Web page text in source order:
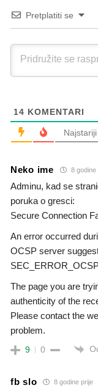
Pretplatiti se
14 KOMENTARI
Najstariji
Neko ime 8 godine
Adminu, kad se
poruka o gresci:
Secure Connection
An error occurred
OCSP server
The page you are
authenticity of the
Please contact the
problem.
9 0
fb slo 8 godine prije